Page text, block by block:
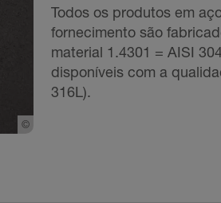
©
Todos os produtos em
fornecimento são
material 1.4301 = AISI
disponíveis com a
316L).